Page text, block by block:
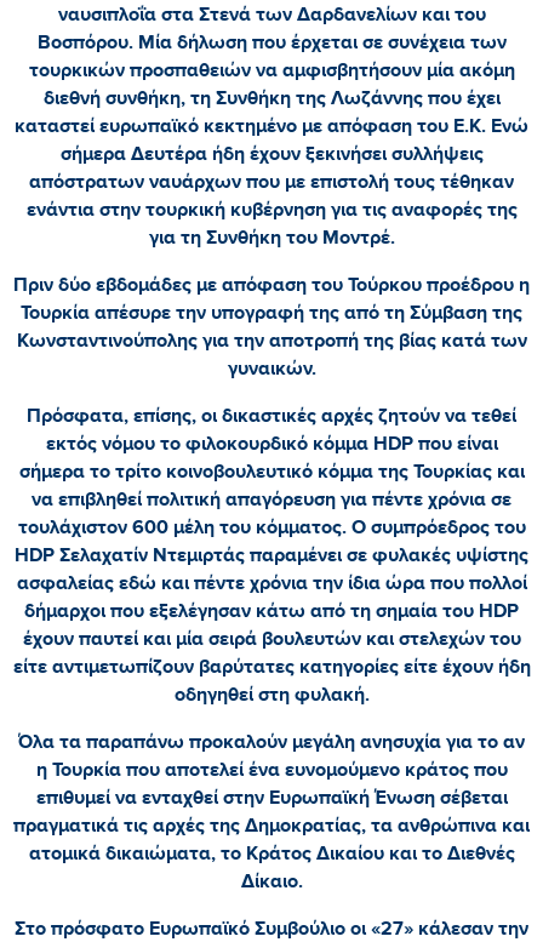
ναυσιπλοΐα στα Στενά των Δαρδανελίων και του
Βοσπόρου. Μία δήλωση που έρχεται σε συνέχεια των
τουρκικών προσπαθειών να αμφισβητήσουν μία ακόμη
διεθνή συνθήκη, τη Συνθήκη της Λωζάννης που έχει
καταστεί ευρωπαϊκό κεκτημένο με απόφαση του Ε.Κ. Ενώ
σήμερα Δευτέρα ήδη έχουν ξεκινήσει συλλήψεις
απόστρατων ναυάρχων που με επιστολή τους τέθηκαν
ενάντια στην τουρκική κυβέρνηση για τις αναφορές της
για τη Συνθήκη του Μοντρέ.
Πριν δύο εβδομάδες με απόφαση του Τούρκου προέδρου η
Τουρκία απέσυρε την υπογραφή της από τη Σύμβαση της
Κωνσταντινούπολης για την αποτροπή της βίας κατά των
γυναικών.
Πρόσφατα, επίσης, οι δικαστικές αρχές ζητούν να τεθεί
εκτός νόμου το φιλοκουρδικό κόμμα HDP που είναι
σήμερα το τρίτο κοινοβουλευτικό κόμμα της Τουρκίας και
να επιβληθεί πολιτική απαγόρευση για πέντε χρόνια σε
τουλάχιστον 600 μέλη του κόμματος. Ο συμπρόεδρος του
HDP Σελαχατίν Ντεμιρτάς παραμένει σε φυλακές υψίστης
ασφαλείας εδώ και πέντε χρόνια την ίδια ώρα που πολλοί
δήμαρχοι που εξελέγησαν κάτω από τη σημαία του HDP
έχουν παυτεί και μία σειρά βουλευτών και στελεχών του
είτε αντιμετωπίζουν βαρύτατες κατηγορίες είτε έχουν ήδη
οδηγηθεί στη φυλακή.
Όλα τα παραπάνω προκαλούν μεγάλη ανησυχία για το αν
η Τουρκία που αποτελεί ένα ευνομούμενο κράτος που
επιθυμεί να ενταχθεί στην Ευρωπαϊκή Ένωση σέβεται
πραγματικά τις αρχές της Δημοκρατίας, τα ανθρώπινα και
ατομικά δικαιώματα, το Κράτος Δικαίου και το Διεθνές
Δίκαιο.
Στο πρόσφατο Ευρωπαϊκό Συμβούλιο οι «27» κάλεσαν την